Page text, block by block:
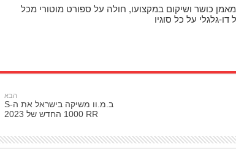
כושר ושיקום במקצועו, חולה על ספורט מוטורי מכל
גלגלי על כל סוגיו
הבא
ב.מ.וו משיקה בישראל את ה-S
1000 RR החדש של 2023